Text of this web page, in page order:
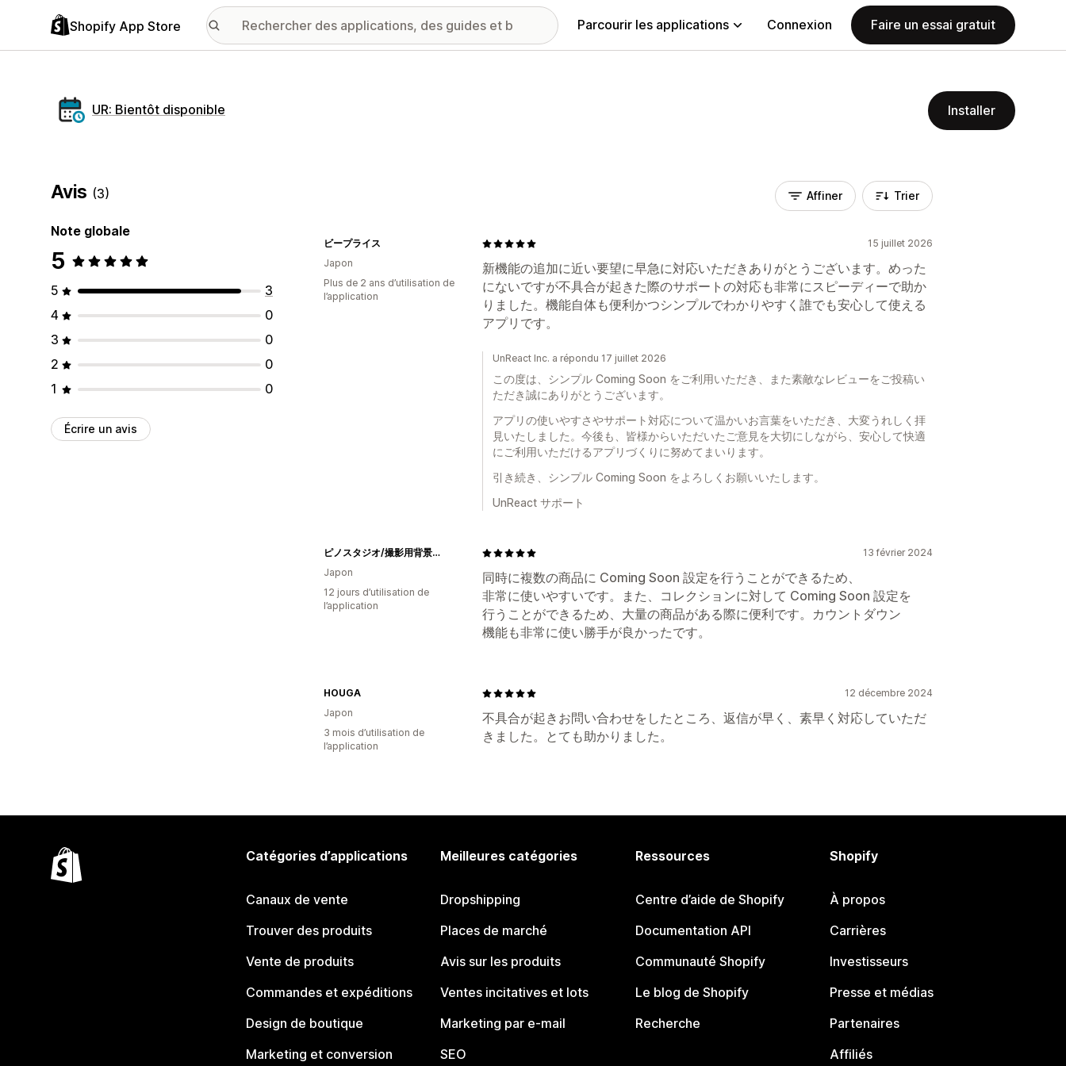
Shopify App Store Parcourir les applications Connexion Faire un essai gratuit
UR: Bientôt disponible Installer
Avis (3)
Note globale
5
5
3
4
0
3
0
2
0
1
0
Écrire un avis
Affiner Trier
15 juillet 2026
新機能の追加に近い要望に早急に対応いただきありがとうございます。めった
にないですが不具合が起きた際のサポートの対応も非常にスピーディーで助か
りました。機能自体も便利かつシンプルでわかりやすく誰でも安心して使える
アプリです。
ビープライス
Japon
Plus de 2 ans d’utilisation de
l’application
UnReact Inc. a répondu 17 juillet 2026
この度は、シンプル Coming Soon をご利用いただき、また素敵なレビューをご投稿い
ただき誠にありがとうございます。
アプリの使いやすさやサポート対応について温かいお言葉をいただき、大変うれしく拝
見いたしました。今後も、皆様からいただいたご意見を大切にしながら、安心して快適
にご利用いただけるアプリづくりに努めてまいります。
引き続き、シンプル Coming Soon をよろしくお願いいたします。
UnReact サポート
13 février 2024
同時に複数の商品に Coming Soon 設定を行うことができるため、
非常に使いやすいです。また、コレクションに対して Coming Soon 設定を
行うことができるため、大量の商品がある際に便利です。カウントダウン
機能も非常に使い勝手が良かったです。
ピノスタジオ/撮影用背景シート【公式ショップ】
Japon
12 jours d’utilisation de
l’application
12 décembre 2024
不具合が起きお問い合わせをしたところ、返信が早く、素早く対応していただ
きました。とても助かりました。
HOUGA
Japon
3 mois d’utilisation de
l’application
Catégories d’applications
Canaux de vente
Trouver des produits
Vente de produits
Commandes et expéditions
Design de boutique
Marketing et conversion
Meilleures catégories
Dropshipping
Places de marché
Avis sur les produits
Ventes incitatives et lots
Marketing par e-mail
SEO
Ressources
Centre d’aide de Shopify
Documentation API
Communauté Shopify
Le blog de Shopify
Recherche
Shopify
À propos
Carrières
Investisseurs
Presse et médias
Partenaires
Affiliés